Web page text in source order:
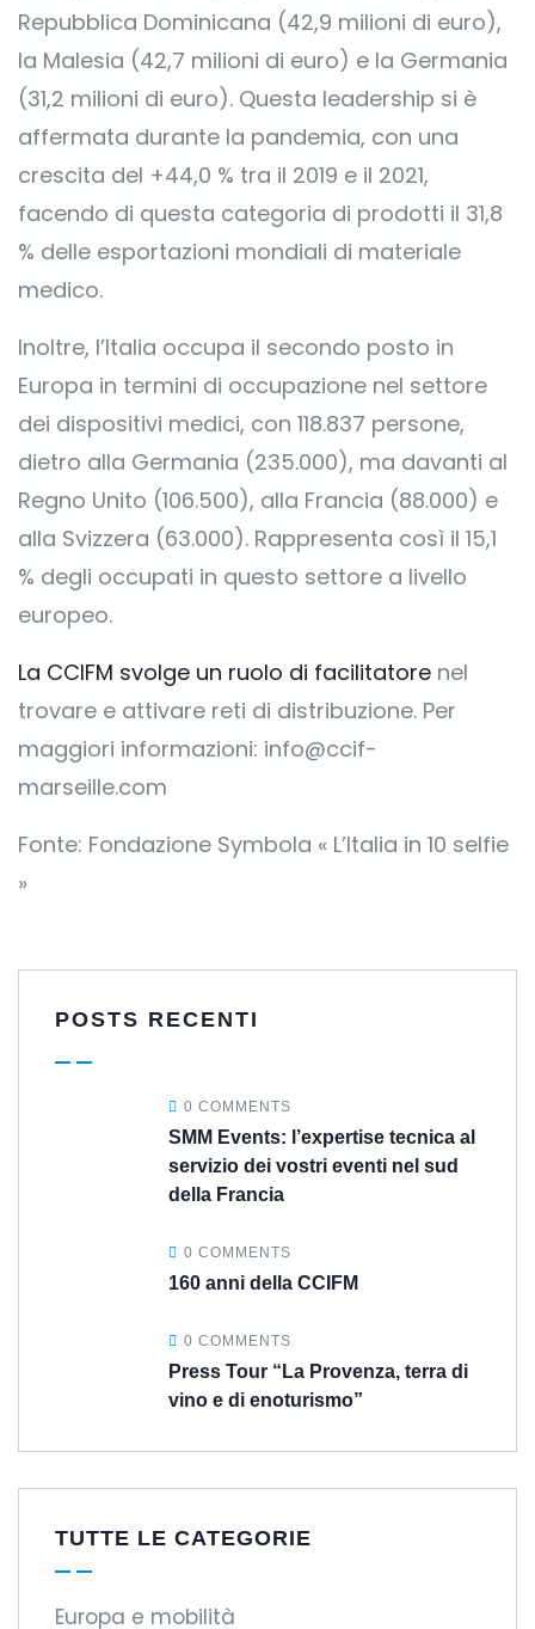
Repubblica Dominicana (42,9 milioni di euro),
la Malesia (42,7 milioni di euro) e la Germania
(31,2 milioni di euro). Questa leadership si è
affermata durante la pandemia, con una
crescita del +44,0 % tra il 2019 e il 2021,
facendo di questa categoria di prodotti il 31,8
% delle esportazioni mondiali di materiale
medico.
Inoltre, l’Italia occupa il secondo posto in
Europa in termini di occupazione nel settore
dei dispositivi medici, con 118.837 persone,
dietro alla Germania (235.000), ma davanti al
Regno Unito (106.500), alla Francia (88.000) e
alla Svizzera (63.000). Rappresenta così il 15,1
% degli occupati in questo settore a livello
europeo.
La CCIFM svolge un ruolo di facilitatore nel
trovare e attivare reti di distribuzione. Per
maggiori informazioni: info@ccif-
marseille.com
Fonte: Fondazione Symbola « L’Italia in 10 selfie
»
POSTS RECENTI
0 COMMENTS
SMM Events: l’expertise tecnica al
servizio dei vostri eventi nel sud
della Francia
0 COMMENTS
160 anni della CCIFM
0 COMMENTS
Press Tour “La Provenza, terra di
vino e di enoturismo”
TUTTE LE CATEGORIE
Europa e mobilità